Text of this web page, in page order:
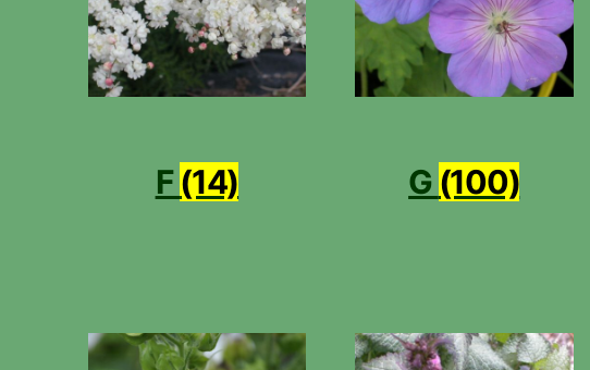
F(14) G (100)